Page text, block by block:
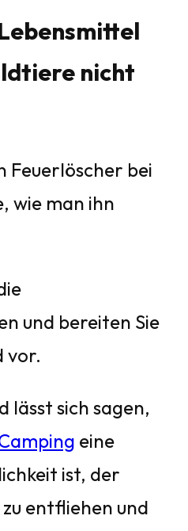
nicht
Feuerlöscher bei
wie man ihn
und bereiten Sie
vor.
lässt sich sagen,
eine
ist, der
entfliehen und